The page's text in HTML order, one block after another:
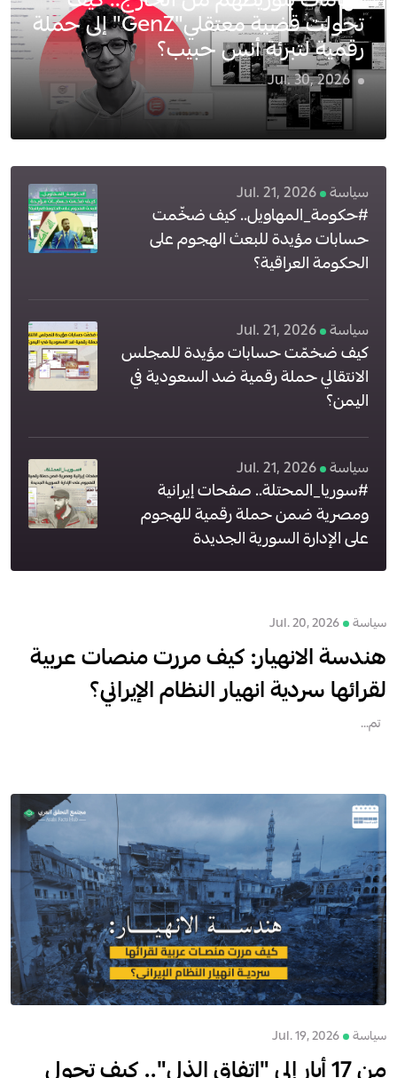
4
تحولت قضية معتقلي"GenZ" إلى حملة
رقمية لتبرئة أنس حبيب؟
Jul. 30, 2026
سياسة Jul. 21, 2026
#حكومة_المهاويل.. كيف ضخّمت
حسابات مؤيدة للبعث الهجوم على
الحكومة العراقية؟
سياسة Jul. 21, 2026
كيف ضخمّت حسابات مؤيدة للمجلس
الانتقالي حملة رقمية ضد السعودية في
اليمن؟
سياسة Jul. 21, 2026
#سوريا_المحتلة.. صفحات إيرانية
ومصرية ضمن حملة رقمية للهجوم
على الإدارة السورية الجديدة
سياسة Jul. 20, 2026
هندسة الانهيار: كيف مررت منصات عربية
لقرائها سردية انهيار النظام الإيراني؟
تم...
سياسة Jul. 19, 2026